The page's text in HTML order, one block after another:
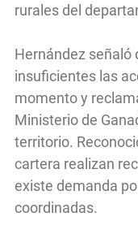
rurales del
Hernández señaló
insuficientes las
momento y
Ministerio de
territorio.
cartera realizan
existe demanda
coordinadas.